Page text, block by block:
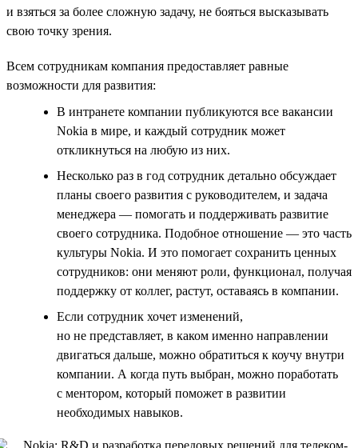
и взяться за более сложную задачу, не бояться высказывать
свою точку зрения.
Всем сотрудникам компания предоставляет равные
возможности для развития:
В интранете компании публикуются все вакансии
Nokia в мире, и каждый сотрудник может
откликнуться на любую из них.
Несколько раз в год сотрудник детально обсуждает
планы своего развития с руководителем, и задача
менеджера — помогать и поддерживать развитие
своего сотрудника. Подобное отношение — это часть
культуры Nokia. И это помогает сохранить ценных
сотрудников: они меняют роли, функционал, получая
поддержку от коллег, растут, оставаясь в компании.
Если сотрудник хочет изменений,
но не представляет, в каком именно направлении
двигаться дальше, можно обратиться к коучу внутри
компании. А когда путь выбран, можно поработать
с ментором, который поможет в развитии
необходимых навыков.